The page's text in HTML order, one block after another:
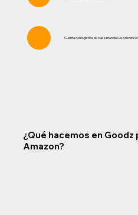
Cuenta con logística de clase mundial: La
¿Qué hacemos en
Amazon?